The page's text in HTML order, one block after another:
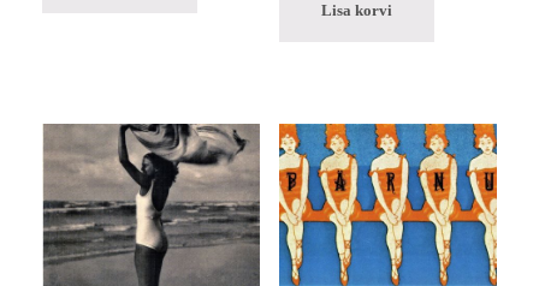
Lisa korvi